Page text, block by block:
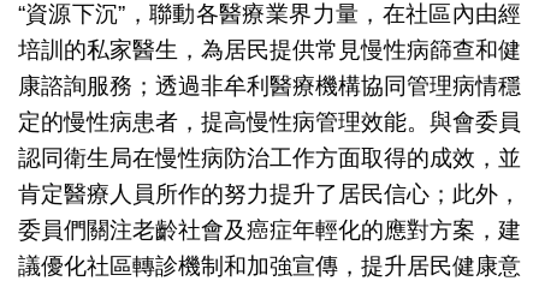
“資源下沉”，聯動各醫療業界力量，在社區內由經
培訓的私家醫生，為居民提供常見慢性病篩查和健
康諮詢服務；透過非牟利醫療機構協同管理病情穩
定的慢性病患者，提高慢性病管理效能。與會委員
認同衛生局在慢性病防治工作方面取得的成效，並
肯定醫療人員所作的努力提升了居民信心；此外，
委員們關注老齡社會及癌症年輕化的應對方案，建
議優化社區轉診機制和加強宣傳，提升居民健康意